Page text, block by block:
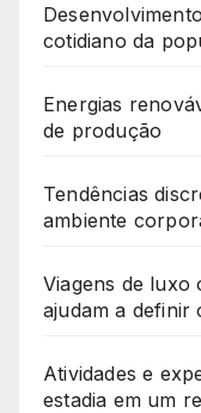
cotidiano da
Energias
de produção
Tendências
ambiente
Viagens de luxo
ajudam a definir
Atividades e
estadia em um